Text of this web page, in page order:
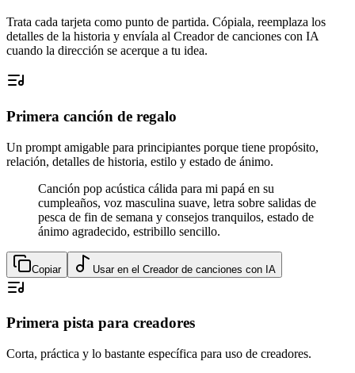
Trata cada tarjeta como punto de partida. Cópiala, reemplaza los
detalles de la historia y envíala al Creador de canciones con IA
cuando la dirección se acerque a tu idea.
Primera canción de regalo
Un prompt amigable para principiantes porque tiene propósito,
relación, detalles de historia, estilo y estado de ánimo.
Canción pop acústica cálida para mi papá en su
cumpleaños, voz masculina suave, letra sobre salidas de
pesca de fin de semana y consejos tranquilos, estado de
ánimo agradecido, estribillo sencillo.
Copiar Usar en el Creador de canciones con IA
Primera pista para creadores
Corta, práctica y lo bastante específica para uso de creadores.